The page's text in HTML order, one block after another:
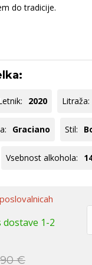
wine
do tradicije.
2020 Litraža:
Graciano Stil:
Vsebnost alkohola:
dostave 1-2
€